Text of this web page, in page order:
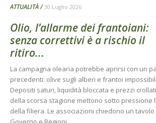
ATTUALITÀ 30 Luglio 2026
Olio, l’allarme dei frantoiani:
senza correttivi è a rischio il
ritiro...
La campagna olearia potrebbe aprirsi con un
precedenti: olive sugli alberi e frantoi
Depositi saturi, liquidità bloccata e prezzi
della scorsa stagione mettono sotto pressione
della filiera. Le associazioni chiedono un